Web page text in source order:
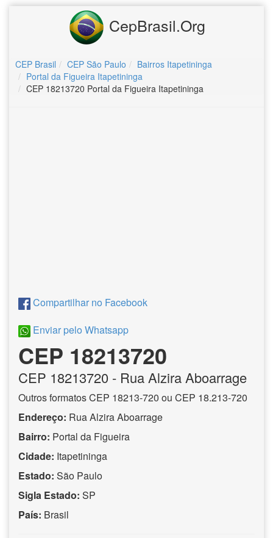
CepBrasil.Org
CEP Brasil CEP São Paulo
Bairros Itapetininga
Portal da Figueira Itapetininga
CEP 18213720 Portal da Figueira Itapetininga
Compartilhar no Facebook
Enviar pelo Whatsapp
CEP 18213720
CEP 18213720 - Rua Alzira Aboarrage
Outros formatos CEP 18213-720 ou CEP 18.213-720
Endereço: Rua Alzira Aboarrage
Bairro: Portal da Figueira
Cidade: Itapetininga
Estado: São Paulo
Sigla Estado: SP
País: Brasil